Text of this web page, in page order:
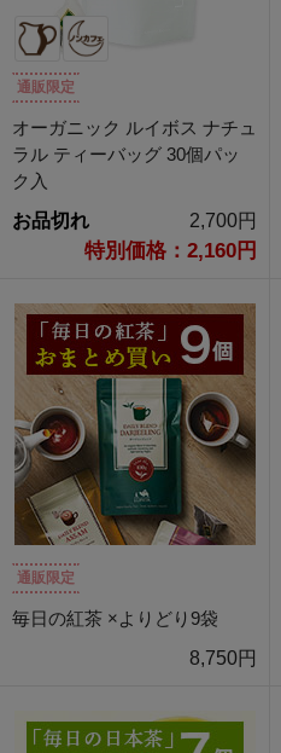
通販限定
オーガニック ルイボス ナチュ
ラル ティーバッグ 30個パッ
ク入
お品切れ
2,700円
特別価格：2,160円
通販限定
毎日の紅茶 ×よりどり9袋
8,750円